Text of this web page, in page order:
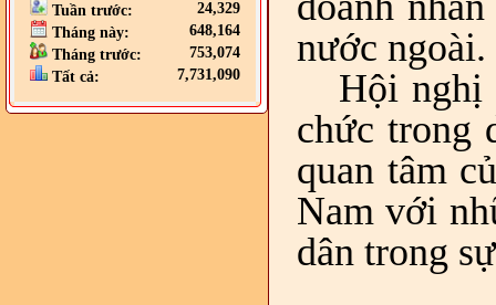
Tuần trước:
24,329
Tháng này:
648,164
Tháng trước:
753,074
Tất cả:
7,731,090
nước ngoài.
Hội nghị
chức trong
quan tâm
Nam với
dân trong